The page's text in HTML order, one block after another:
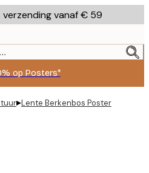
verzending vanaf € 59
op Posters*
▸Lente Berkenbos Poster